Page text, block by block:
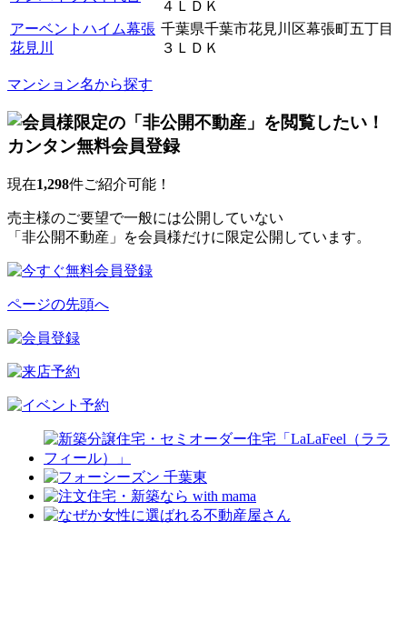
４ＬＤＫ
アーベントハイム幕張
花見川
千葉県千葉市花見川区幕張町五丁目
３ＬＤＫ
マンション名から探す
現在1,298件ご紹介可能！
売主様のご要望で一般には公開していない
「非公開不動産」を会員様だけに限定公開しています。
ページの先頭へ